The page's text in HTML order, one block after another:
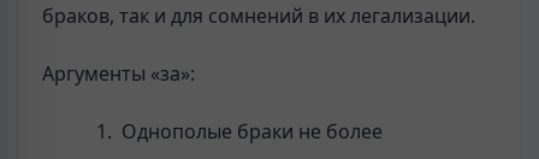
браков, так и для сомнений в их легализации.
Аргументы «за»:
Однополые браки не более